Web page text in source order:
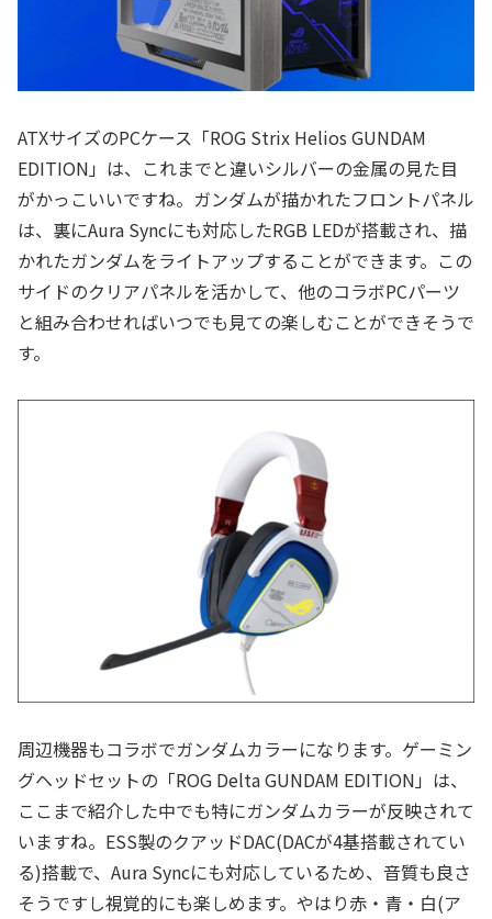
ATXサイズのPCケース「ROG Strix Helios GUNDAM
EDITION」は、これまでと違いシルバーの金属の見た目
がかっこいいですね。ガンダムが描かれたフロントパネル
は、裏にAura Syncにも対応したRGB LEDが搭載され、描
かれたガンダムをライトアップすることができます。この
サイドのクリアパネルを活かして、他のコラボPCパーツ
と組み合わせればいつでも見ての楽しむことができそうで
す。
周辺機器もコラボでガンダムカラーになります。ゲーミン
グヘッドセットの「ROG Delta GUNDAM EDITION」は、
ここまで紹介した中でも特にガンダムカラーが反映されて
いますね。ESS製のクアッドDAC(DACが4基搭載されてい
る)搭載で、Aura Syncにも対応しているため、音質も良さ
そうですし視覚的にも楽しめます。やはり赤・青・白(ア